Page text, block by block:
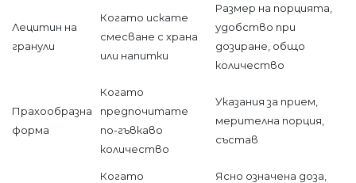
Лецитин на
гранули
Когато искате
смесване с храна
или напитки
Размер на порцията,
удобство при
дозиране, общо
количество
Прахообразна
форма
Когато
предпочитате
по-гъвкаво
количество
Указания за прием,
мерителна порция,
състав
Когато
Ясно означена доза,